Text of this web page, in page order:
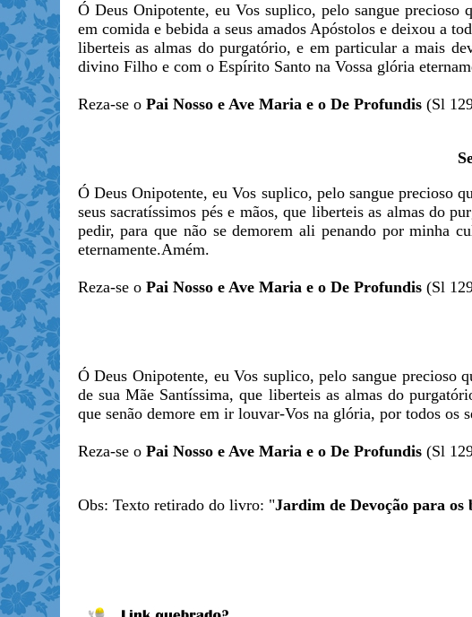
Ó Deus Onipotente, eu Vos suplico, pelo sangue
em comida e bebida a seus amados Apóstolos e deixou a
liberteis as almas do purgatório, e em particular a mais
divino Filho e com o Espírito Santo na Vossa glória
Reza-se o Pai Nosso e Ave Maria e o De Profundis(Sl
Ó Deus Onipotente, eu Vos suplico, pelo sangue precioso
seus sacratíssimos pés e mãos, que liberteis as almas do
pedir, para que não se demorem ali penando por minha
eternamente.Amém.
Reza-se o Pai Nosso e Ave Maria e o De Profundis(Sl
Ó Deus Onipotente, eu Vos suplico, pelo sangue
de sua Mãe Santíssima, que liberteis as almas do
que senão demore em ir louvar-Vos na glória, por todos os
Reza-se o Pai Nosso e Ave Maria e o De Profundis(Sl
Obs: Texto retirado do livro: "Jardim de Devoção para os